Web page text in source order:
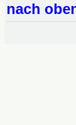
nach